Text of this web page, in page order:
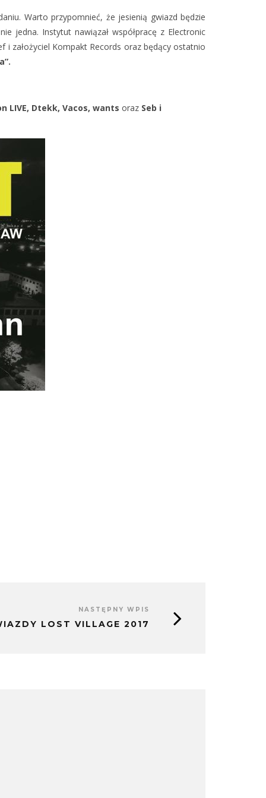
Warto przypomnieć, że jesienią gwiazd będzie
jedna. Instytut nawiązał współpracę z Electronic
i założyciel Kompakt Records oraz będący ostatnio
LIVE, Dtekk, Vacos, wants oraz Seb i
NASTĘPNY WPIS
LOST VILLAGE 2017